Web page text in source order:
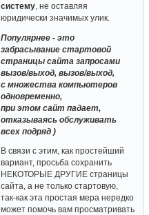
систему , не оставляя
юридически значимых улик.
Популярнее - это
забрасывание стартовой
страницы сайта запросами
вызов/выход, вызов/выход,
с множества компьютеров
одновременно,
при этом сайт падает,
отказываясь обслуживать
всех подряд )
В связи с этим, как простейший
вариант, просьба сохранить
НЕКОТОРЫЕ ДРУГИЕ страницы
сайта, а не только стартовую,
так-как эта простая мера нередко
может помочь вам просматривать